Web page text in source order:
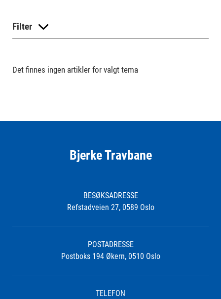
Filter
Det finnes ingen artikler for valgt tema
Bjerke Travbane
BESØKSADRESSE
Refstadveien 27, 0589 Oslo
POSTADRESSE
Postboks 194 Økern, 0510 Oslo
TELEFON